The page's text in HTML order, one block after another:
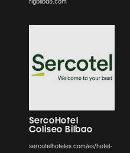
SercoHotel
Coliseo Bilbao
sercotelhoteles.com/es/hotel-